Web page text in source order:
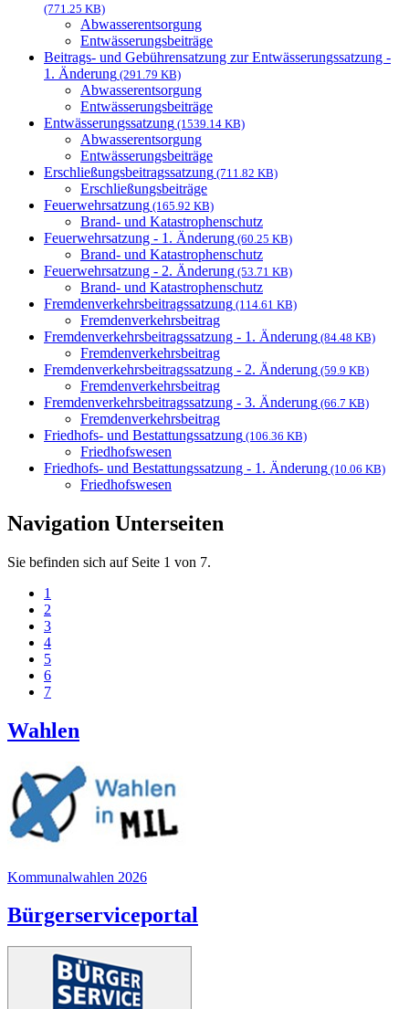
(771.25 KB)
Abwasserentsorgung
Entwässerungsbeiträge
Beitrags- und Gebührensatzung zur Entwässerungssatzung -
1. Änderung (291.79 KB)
Abwasserentsorgung
Entwässerungsbeiträge
Entwässerungssatzung (1539.14 KB)
Abwasserentsorgung
Entwässerungsbeiträge
Erschließungsbeitragssatzung (711.82 KB)
Erschließungsbeiträge
Feuerwehrsatzung (165.92 KB)
Brand- und Katastrophenschutz
Feuerwehrsatzung - 1. Änderung (60.25 KB)
Brand- und Katastrophenschutz
Feuerwehrsatzung - 2. Änderung (53.71 KB)
Brand- und Katastrophenschutz
Fremdenverkehrsbeitragssatzung (114.61 KB)
Fremdenverkehrsbeitrag
Fremdenverkehrsbeitragssatzung - 1. Änderung (84.48 KB)
Fremdenverkehrsbeitrag
Fremdenverkehrsbeitragssatzung - 2. Änderung (59.9 KB)
Fremdenverkehrsbeitrag
Fremdenverkehrsbeitragssatzung - 3. Änderung (66.7 KB)
Fremdenverkehrsbeitrag
Friedhofs- und Bestattungssatzung (106.36 KB)
Friedhofswesen
Friedhofs- und Bestattungssatzung - 1. Änderung (10.06 KB)
Friedhofswesen
Navigation Unterseiten
Sie befinden sich auf Seite 1 von 7.
1
2
3
4
5
6
7
Wahlen
Kommunalwahlen 2026
Bürgerserviceportal